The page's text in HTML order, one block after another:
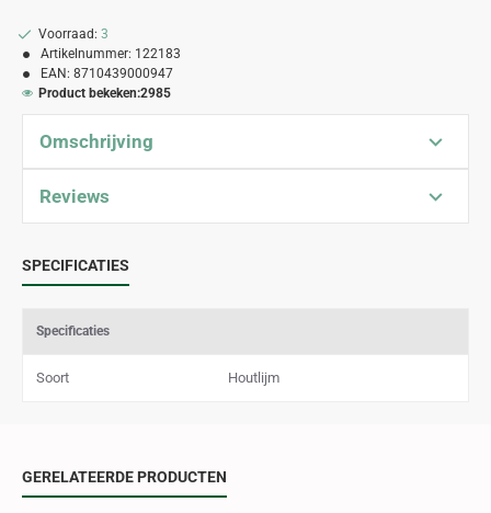
Voorraad: 3
Artikelnummer: 122183
EAN: 8710439000947
Product bekeken:2985
Omschrijving
Reviews
SPECIFICATIES
Specificaties
Soort Houtlijm
GERELATEERDE PRODUCTEN